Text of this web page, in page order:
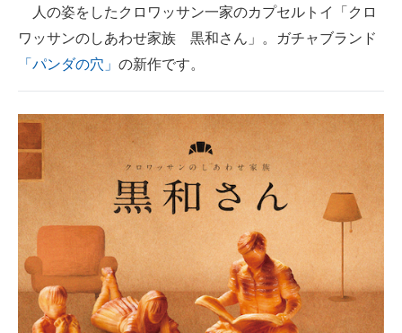
注目記事を集めた総合ページ
ITの今と未来を見通す
スマホと通信の最新トレンド
進化するPCとデバイスの未来
好きが集まる 比べて選べる
ビジネスと働き方のヒント
AI活用のいまが分かる
企業ITのトレンドを詳説
経営リーダーのコミュニティ
人の姿をしたクロワッサン一家のカプセルトイ「クロ
ワッサンのしあわせ家族 黒和さん」。ガチャブランド
「パンダの穴」 の新作です。